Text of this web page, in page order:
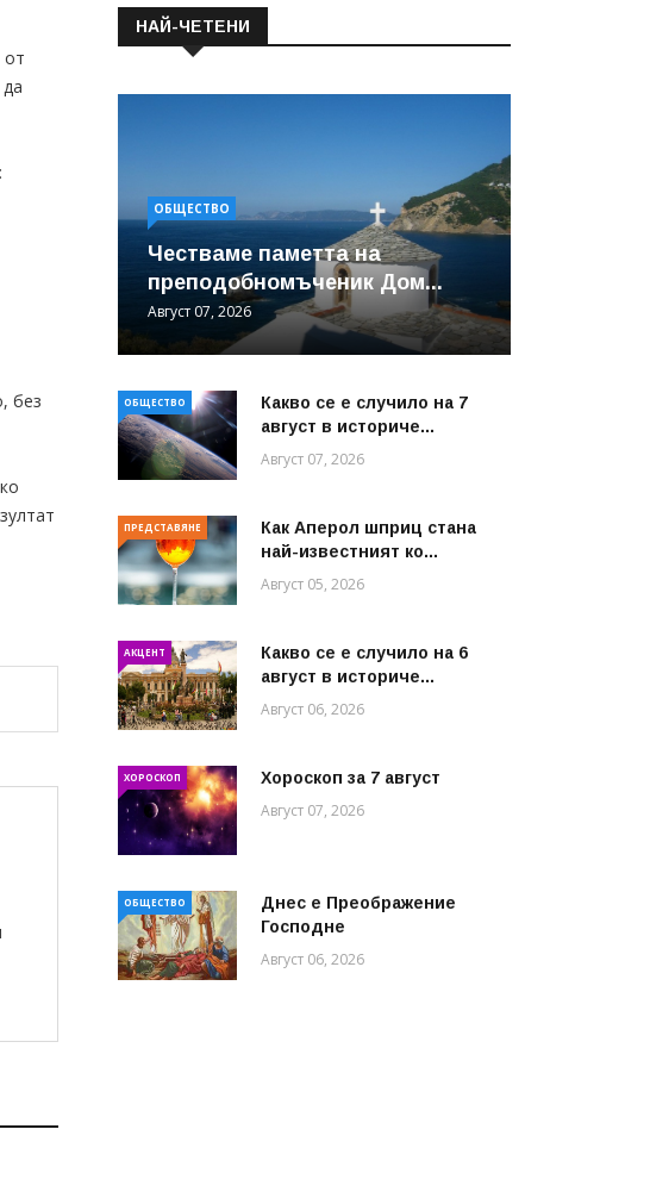
от
без
НАЙ-ЧЕТЕНИ
ОБЩЕСТВО
Честваме паметта на
преподобномъченик Дом...
Август 07, 2026
ОБЩЕСТВО
Какво се е случило на 7
август в историче...
Август 07, 2026
ПРЕДСТАВЯНЕ
Как Аперол шприц стана
най-известният ко...
Август 05, 2026
АКЦЕНТ
Какво се е случило на 6
август в историче...
Август 06, 2026
ХОРОСКОП Хороскоп за 7 август
Август 07, 2026
ОБЩЕСТВО
Днес е Преображение
Господне
Август 06, 2026